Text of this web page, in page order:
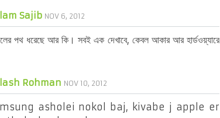
Sajib NOV 6, 2012
পথ ধরেছে আর কি। সবই এক দেখাবে, কেবল আকার আর হার্ডওয়্যারে
Rohman NOV 10, 2012
asholei nokol baj, kivabe j apple er